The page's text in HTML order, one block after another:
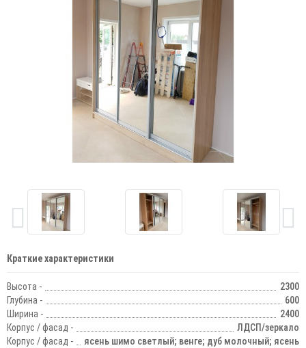
Краткие характеристики
Высота -
2300
Глубина -
600
Ширина -
2400
Корпус / фасад -
ЛДСП/зеркало
Корпус / фасад -
ясень шимо светлый; венге; дуб молочный; ясень